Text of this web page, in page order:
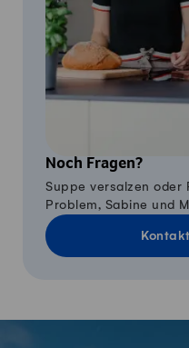
Noch Fragen?
Suppe versalzen oder
Problem, Sabine und